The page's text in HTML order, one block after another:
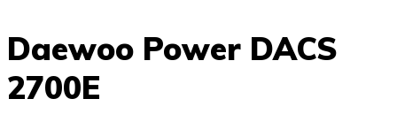
Daewoo Power DACS
2700E